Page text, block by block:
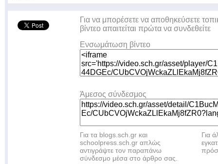
Για να μπορέσετε να αποθηκεύσετε
βίντεο απαιτείται πρώτα να συνδεθείτε
Ενσωμάτωση βίντεο
Άμεσος σύνδεσμος
Για τα blogs.sch.gr και
schoolpress.sch.gr απλώς
αντιγράψτε τον παραπάνω
σύνδεσμο μέσα στο άρθρο σας.
Για